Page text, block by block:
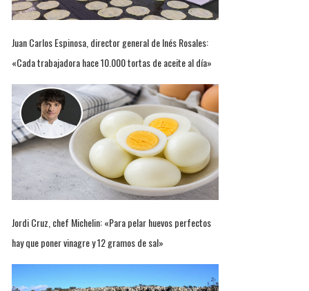
Juan Carlos Espinosa, director general de Inés Rosales:
«Cada trabajadora hace 10.000 tortas de aceite al día»
Jordi Cruz, chef Michelin: «Para pelar huevos perfectos
hay que poner vinagre y 12 gramos de sal»